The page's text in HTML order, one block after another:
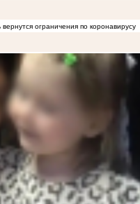
ограничения по коронавирусу